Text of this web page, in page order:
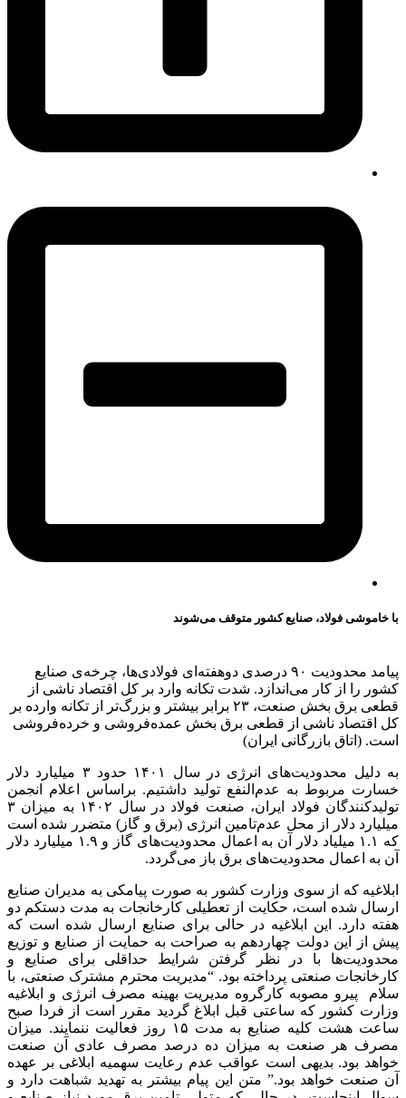
با خاموشی فولاد، صنایع کشور متوقف می‌شوند
پیامد محدودیت‌ ۹۰ درصدی دوهفته‌ای فولادی‌ها، چرخه‌ی صنایع
کشور را از کار می‌اندازد. شدت تکانه وارد بر کل اقتصاد ناشی از
قطعی برق بخش صنعت، ۲۳ برابر بیشتر و بزرگ‌تر از تکانه وارده بر
کل اقتصاد ناشی از قطعی برق بخش عمده‌فروشی و خرده‌فروشی
است. (اتاق بازرگانی ایران)
به دلیل محدودیت‌های انرژی در سال ۱۴۰۱ حدود ۳ میلیارد دلار
خسارت مربوط به عدم‌النفع تولید داشتیم. براساس اعلام انجمن
تولیدکنندگان فولاد ایران، صنعت فولاد در سال ۱۴۰۲ به میزان ۳
میلیارد دلار از محل عدم‌تامین انرژی (برق و گاز) متضرر شده است
که ۱.۱ میلیاد دلار آن به اعمال محدودیت‌‌‌های گاز و ۱.۹ میلیارد دلار
آن به اعمال محدودیت‌‌‌های برق باز می‌‌‌گردد.
ابلاغیه که از سوی وزارت کشور به صورت پیامکی به مدیران صنايع
ارسال شده است، حکایت از تعطیلی کارخانجات به مدت دستکم دو‌
هفته دارد. این ابلاغیه در حالی برای صنايع ارسال شده است که
پیش از این دولت چهاردهم به صراحت به حمایت از صنایع و توزیع
محدودیت‌ها با در نظر گرفتن شرایط حداقلی برای صنایع و
کارخانجات صنعتی پرداخته بود. “مدیریت محترم مشترک صنعتی، با
سلام پیرو مصوبه کارگروه مدیریت بهینه مصرف انرژی و ابلاغیه
وزارت کشور که ساعتی قبل ابلاغ گردید مقرر است از فردا صبح
ساعت هشت کلیه صنایع به مدت ۱۵ روز فعالیت ننمایند. میزان
مصرف هر صنعت به میزان ده درصد مصرف عادی آن صنعت
خواهد بود. بدیهی است عواقب عدم رعایت سهمیه ابلاغی بر عهده
آن صنعت خواهد بود.” متن این پیام بیشتر به تهدید شباهت دارد و